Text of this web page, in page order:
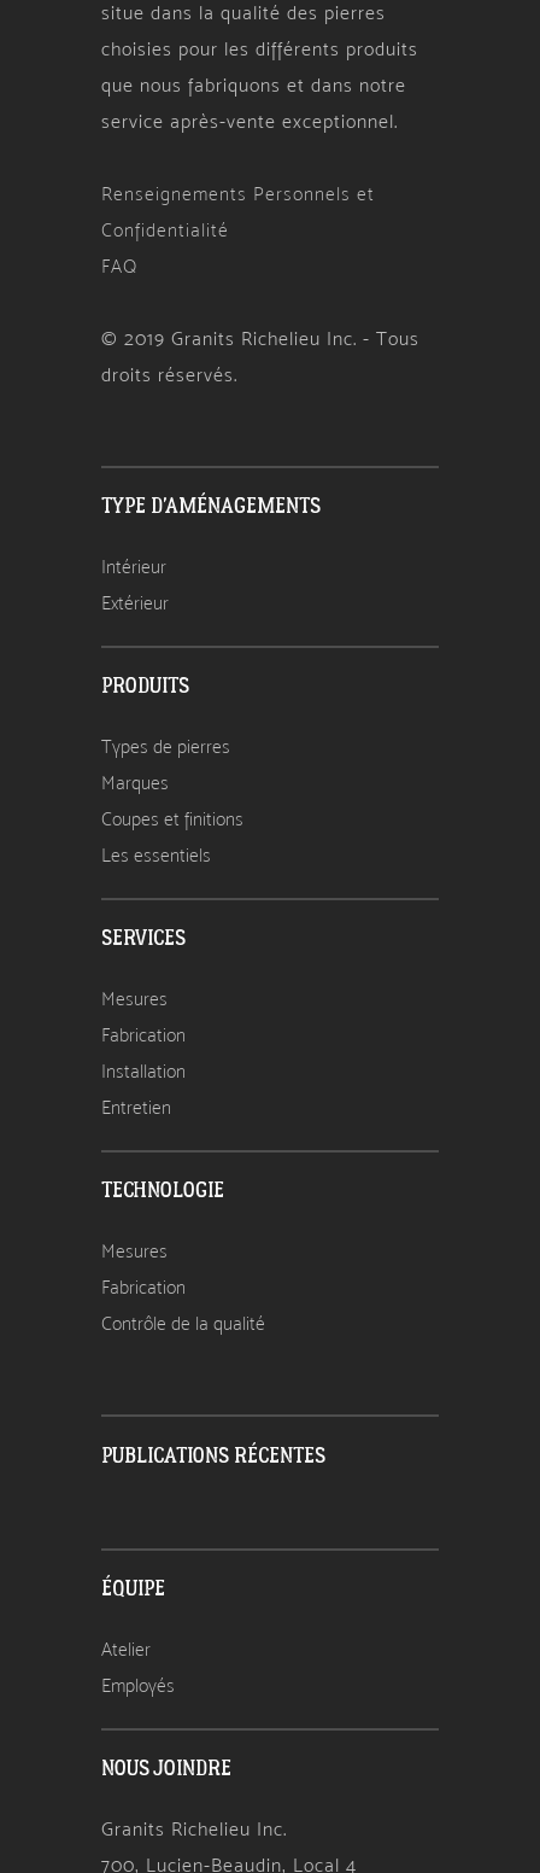
situe dans la qualité des pierres
choisies pour les différents produits
que nous fabriquons et dans notre
service après-vente exceptionnel.
Renseignements Personnels et
Confidentialité
FAQ
© 2019 Granits Richelieu Inc. - Tous
droits réservés.
TYPE D'AMÉNAGEMENTS
Intérieur
Extérieur
PRODUITS
Types de pierres
Marques
Coupes et finitions
Les essentiels
SERVICES
Mesures
Fabrication
Installation
Entretien
TECHNOLOGIE
Mesures
Fabrication
Contrôle de la qualité
PUBLICATIONS RÉCENTES
ÉQUIPE
Atelier
Employés
NOUS JOINDRE
Granits Richelieu Inc.
700, Lucien-Beaudin, Local 4